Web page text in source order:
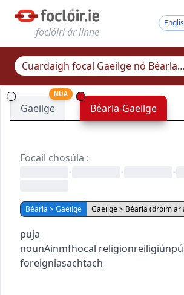
foclóirí ár linne
Gaeilge
NUA
Béarla-Gaeilge
Focail chosúla :
•
• •
Béarla > Gaeilge Gaeilge > Béarla (droim ar
puja
nounAinmfhocal religionreiligiún
foreigniasachtach